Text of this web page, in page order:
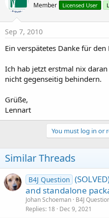
Member Licensed User
Sep 7, 2010
Ein verspätetes Danke für den
Ich hab jetzt erstmal nix
nicht gegenseitig behindern.
Grüße,
Lennart
You must log in or
Similar Threads
B4J Question
and standalone
Johan Schoeman B4J
Replies 18 Dec 9, 2021